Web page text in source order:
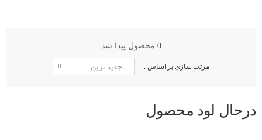
0 محصول پیدا شد
مرتب سازی بر اساس :
درحال لود محصول